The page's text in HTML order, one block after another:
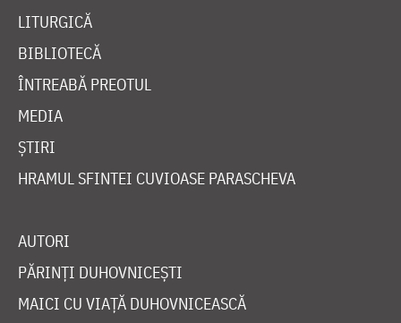
LITURGICĂ
BIBLIOTECĂ
ÎNTREABĂ PREOTUL
MEDIA
ȘTIRI
HRAMUL SFINTEI CUVIOASE PARASCHEVA
AUTORI
PĂRINȚI DUHOVNICEȘTI
MAICI CU VIAȚĂ DUHOVNICEASCĂ